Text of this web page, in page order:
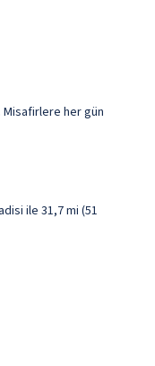
her gün
ile 31,7 mi (51